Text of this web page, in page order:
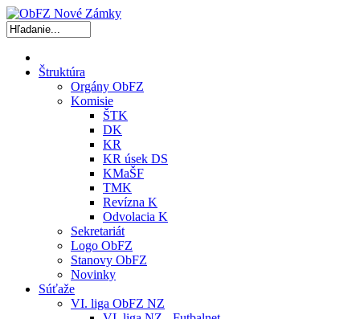
Štruktúra
Orgány ObFZ
Komisie
ŠTK
DK
KR
KR úsek DS
KMaŠF
TMK
Revízna K
Odvolacia K
Sekretariát
Logo ObFZ
Stanovy ObFZ
Novinky
Súťaže
VI. liga ObFZ NZ